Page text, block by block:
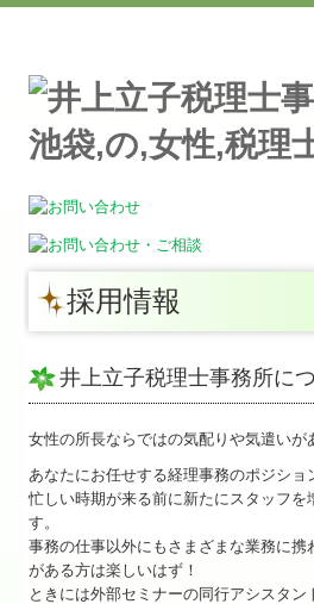
ホーム
事務所紹介
スタッフ募集
経営理念
交通案内
リンク集
★立子の耳より情報
採用情報
井上立子税理士事務所に
女性の所長ならではの気配りや気遣いが
あなたにお任せする経理事務のポジショ
忙しい時期が来る前に新たにスタッフを
す。
事務の仕事以外にもさまざまな業務に携
がある方は楽しいはず！
ときには外部セミナーの同行アシスタン